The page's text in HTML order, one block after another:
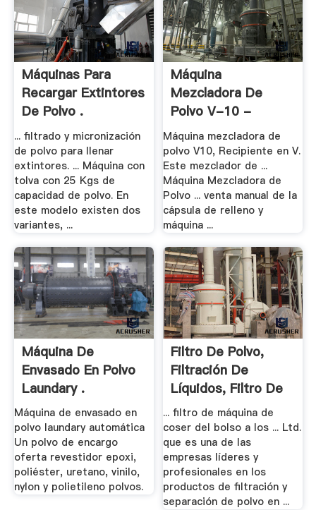
Máquinas Para
Recargar Extintores
De Polvo .
... filtrado y micronización
de polvo para llenar
extintores. ... Máquina con
tolva con 25 Kgs de
capacidad de polvo. En
este modelo existen dos
variantes, ...
Máquina
Mezcladora De
Polvo V-10 -
Ipharmachine
Máquina mezcladora de
polvo V10, Recipiente en V.
Este mezclador de ...
Máquina Mezcladora de
Polvo ... venta manual de la
cápsula de relleno y
máquina ...
Máquina De
Envasado En Polvo
Laundary .
Máquina de envasado en
polvo laundary automática
Un polvo de encargo
oferta revestidor epoxi,
poliéster, uretano, vinilo,
nylon y polietileno polvos.
Filtro De Polvo,
Filtración De
Líquidos, Filtro De
Aire ...
... filtro de máquina de
coser del bolso a los ... Ltd.
que es una de las
empresas líderes y
profesionales en los
productos de filtración y
separación de polvo en ...